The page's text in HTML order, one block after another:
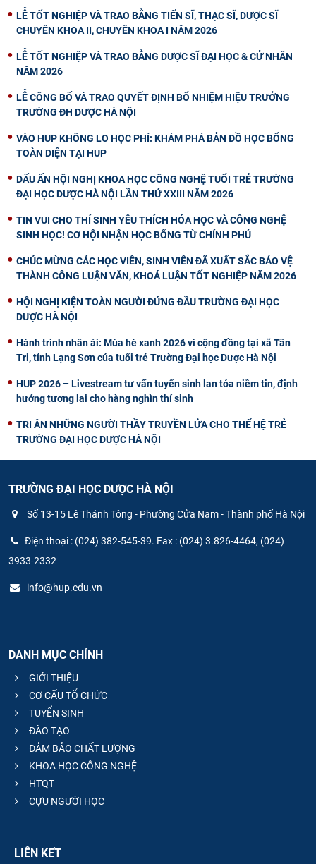
LỄ TỐT NGHIỆP VÀ TRAO BẰNG TIẾN SĨ, THẠC SĨ, DƯỢC SĨ
CHUYÊN KHOA II, CHUYÊN KHOA I NĂM 2026
LỄ TỐT NGHIỆP VÀ TRAO BẰNG DƯỢC SĨ ĐẠI HỌC & CỬ NHÂN
NĂM 2026
LỄ CÔNG BỐ VÀ TRAO QUYẾT ĐỊNH BỔ NHIỆM HIỆU TRƯỞNG
TRƯỜNG ĐH DƯỢC HÀ NỘI
VÀO HUP KHÔNG LO HỌC PHÍ: KHÁM PHÁ BẢN ĐỒ HỌC BỔNG
TOÀN DIỆN TẠI HUP
DẤU ẤN HỘI NGHỊ KHOA HỌC CÔNG NGHỆ TUỔI TRẺ TRƯỜNG
ĐẠI HỌC DƯỢC HÀ NỘI LẦN THỨ XXIII NĂM 2026
TIN VUI CHO THÍ SINH YÊU THÍCH HÓA HỌC VÀ CÔNG NGHỆ
SINH HỌC! CƠ HỘI NHẬN HỌC BỔNG TỪ CHÍNH PHỦ
CHÚC MỪNG CÁC HỌC VIÊN, SINH VIÊN ĐÃ XUẤT SẮC BẢO VỆ
THÀNH CÔNG LUẬN VĂN, KHOÁ LUẬN TỐT NGHIỆP NĂM 2026
HỘI NGHỊ KIỆN TOÀN NGƯỜI ĐỨNG ĐẦU TRƯỜNG ĐẠI HỌC
DƯỢC HÀ NỘI
Hành trình nhân ái: Mùa hè xanh 2026 vì cộng đồng tại xã Tân
Tri, tỉnh Lạng Sơn của tuổi trẻ Trường Đại học Dược Hà Nội
HUP 2026 – Livestream tư vấn tuyển sinh lan tỏa niềm tin, định
hướng tương lai cho hàng nghìn thí sinh
TRI ÂN NHỮNG NGƯỜI THẦY TRUYỀN LỬA CHO THẾ HỆ TRẺ
TRƯỜNG ĐẠI HỌC DƯỢC HÀ NỘI
TRƯỜNG ĐẠI HỌC DƯỢC HÀ NỘI
Số 13-15 Lê Thánh Tông - Phường Cửa Nam - Thành phố Hà Nội
Điện thoại : (024) 382-545-39. Fax : (024) 3.826-4464, (024)
3933-2332
info@hup.edu.vn
DANH MỤC CHÍNH
GIỚI THIỆU
CƠ CẤU TỔ CHỨC
TUYỂN SINH
ĐÀO TẠO
ĐẢM BẢO CHẤT LƯỢNG
KHOA HỌC CÔNG NGHỆ
HTQT
CỰU NGƯỜI HỌC
LIÊN KẾT